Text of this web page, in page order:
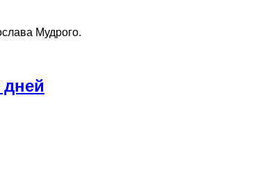
Мудрого.
дней